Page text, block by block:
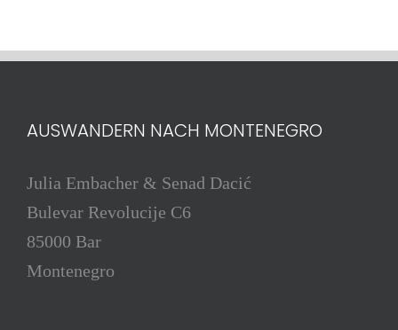
AUSWANDERN NACH MONTENEGRO
Julia Embacher & Senad Dacić
Bulevar Revolucije C6
85000 Bar
Montenegro